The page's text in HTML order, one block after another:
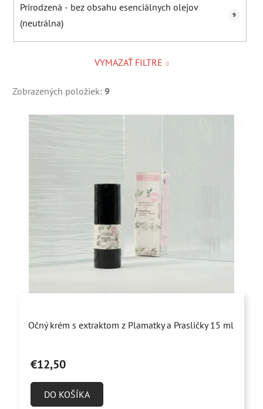
Prirodzená - bez obsahu esenciálnych olejov
(neutrálna)
9
VYMAZAŤ FILTRE
Zobrazených položiek: 9
hodnotenie
je
4,9
Očný krém s extraktom z Plamatky a Prasličky 15 ml
€12,50
DO KOŠÍKA